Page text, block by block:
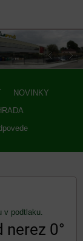
NOVINKY
v podtlaku.
0°